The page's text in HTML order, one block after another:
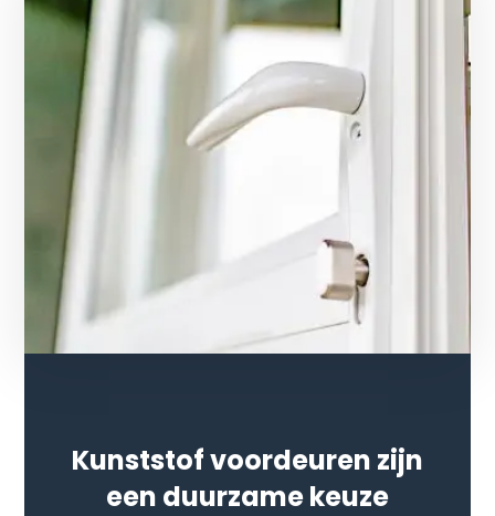
Kunststof voordeuren zijn
een duurzame keuze